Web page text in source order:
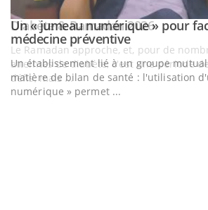
Youtube
Un « jumeau numérique » pour
médecine préventiveYoutube
Un établissement lié à un groupe
matière de bilan de santé : l'utilisation
numérique » permet ...